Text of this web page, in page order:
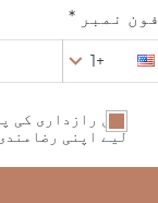
فون نمبر *
+1
میں رازداری کی
لیے اپنی